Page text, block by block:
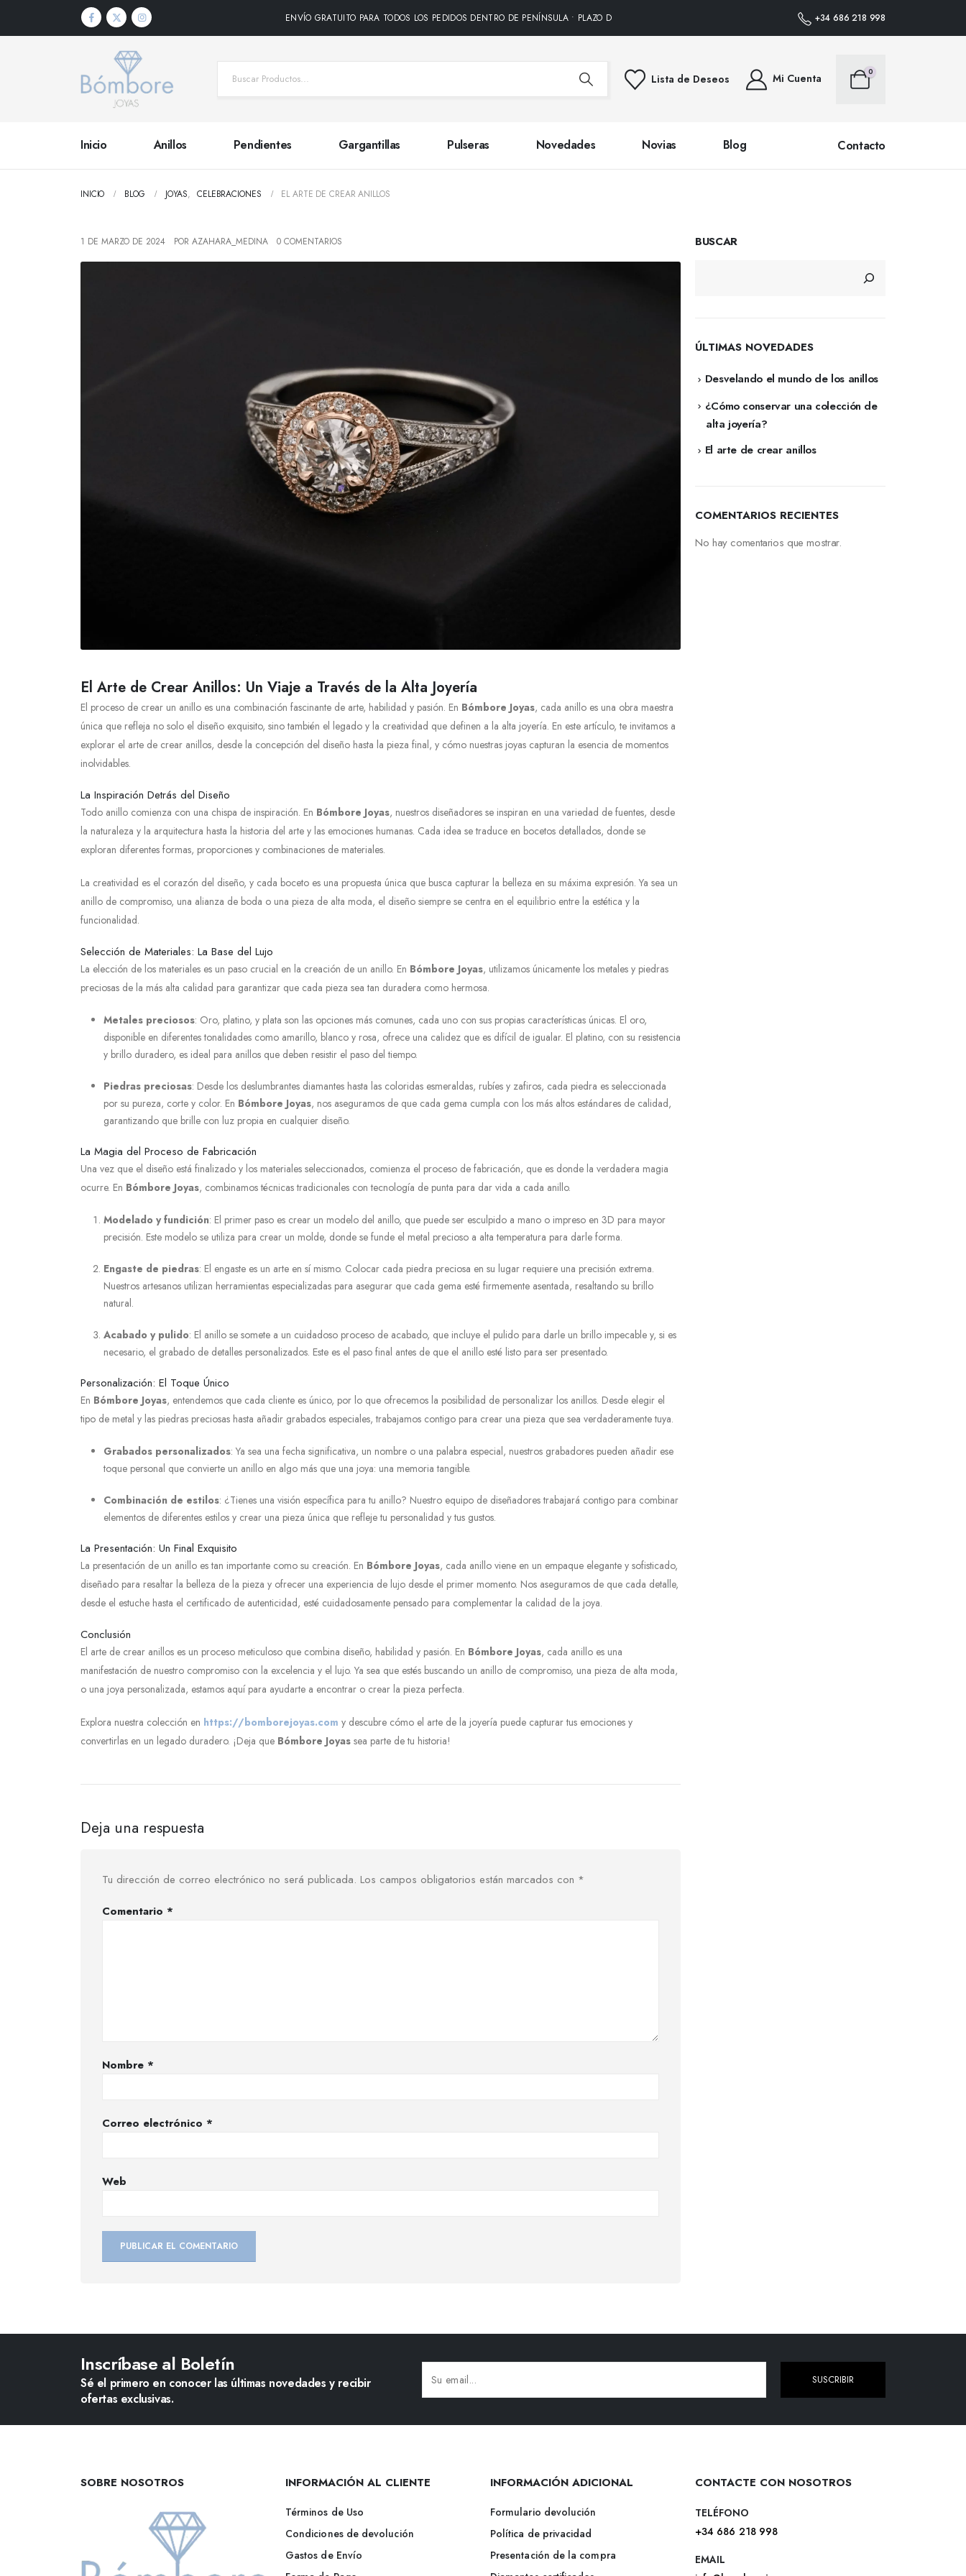
ENVÍO GRATUITO PARA TODOS LOS PEDIDOS DENTRO DE PENÍNSULA • PLAZO DE ENTREGA 24/48 HORAS (SALVO PRODUCTOS AGOTADOS EN EXISTENCIAS) •
+34 686 218 998
Lista de Deseos Mi Cuenta 0
Inicio Anillos Pendientes Gargantillas Pulseras Novedades Novias Blog Contacto
INICIO BLOG JOYAS, CELEBRACIONES EL ARTE DE CREAR ANILLOS
1 DE MARZO DE 2024 POR AZAHARA_MEDINA 0 COMENTARIOS
El Arte de Crear Anillos: Un Viaje a Través de la Alta Joyería
El proceso de crear un anillo es una combinación fascinante de arte, habilidad y pasión. En Bómbore Joyas, cada anillo es una obra maestra
única que refleja no solo el diseño exquisito, sino también el legado y la creatividad que definen a la alta joyería. En este artículo, te invitamos a
explorar el arte de crear anillos, desde la concepción del diseño hasta la pieza final, y cómo nuestras joyas capturan la esencia de momentos
inolvidables.
La Inspiración Detrás del Diseño
Todo anillo comienza con una chispa de inspiración. En Bómbore Joyas, nuestros diseñadores se inspiran en una variedad de fuentes, desde
la naturaleza y la arquitectura hasta la historia del arte y las emociones humanas. Cada idea se traduce en bocetos detallados, donde se
exploran diferentes formas, proporciones y combinaciones de materiales.
La creatividad es el corazón del diseño, y cada boceto es una propuesta única que busca capturar la belleza en su máxima expresión. Ya sea un
anillo de compromiso, una alianza de boda o una pieza de alta moda, el diseño siempre se centra en el equilibrio entre la estética y la
funcionalidad.
Selección de Materiales: La Base del Lujo
La elección de los materiales es un paso crucial en la creación de un anillo. En Bómbore Joyas, utilizamos únicamente los metales y piedras
preciosas de la más alta calidad para garantizar que cada pieza sea tan duradera como hermosa.
Metales preciosos: Oro, platino, y plata son las opciones más comunes, cada uno con sus propias características únicas. El oro,
disponible en diferentes tonalidades como amarillo, blanco y rosa, ofrece una calidez que es difícil de igualar. El platino, con su resistencia
y brillo duradero, es ideal para anillos que deben resistir el paso del tiempo.
Piedras preciosas: Desde los deslumbrantes diamantes hasta las coloridas esmeraldas, rubíes y zafiros, cada piedra es seleccionada
por su pureza, corte y color. En Bómbore Joyas, nos aseguramos de que cada gema cumpla con los más altos estándares de calidad,
garantizando que brille con luz propia en cualquier diseño.
La Magia del Proceso de Fabricación
Una vez que el diseño está finalizado y los materiales seleccionados, comienza el proceso de fabricación, que es donde la verdadera magia
ocurre. En Bómbore Joyas, combinamos técnicas tradicionales con tecnología de punta para dar vida a cada anillo.
Modelado y fundición: El primer paso es crear un modelo del anillo, que puede ser esculpido a mano o impreso en 3D para mayor
precisión. Este modelo se utiliza para crear un molde, donde se funde el metal precioso a alta temperatura para darle forma.
Engaste de piedras: El engaste es un arte en sí mismo. Colocar cada piedra preciosa en su lugar requiere una precisión extrema.
Nuestros artesanos utilizan herramientas especializadas para asegurar que cada gema esté firmemente asentada, resaltando su brillo
natural.
Acabado y pulido: El anillo se somete a un cuidadoso proceso de acabado, que incluye el pulido para darle un brillo impecable y, si es
necesario, el grabado de detalles personalizados. Este es el paso final antes de que el anillo esté listo para ser presentado.
Personalización: El Toque Único
En Bómbore Joyas, entendemos que cada cliente es único, por lo que ofrecemos la posibilidad de personalizar los anillos. Desde elegir el
tipo de metal y las piedras preciosas hasta añadir grabados especiales, trabajamos contigo para crear una pieza que sea verdaderamente tuya.
Grabados personalizados: Ya sea una fecha significativa, un nombre o una palabra especial, nuestros grabadores pueden añadir ese
toque personal que convierte un anillo en algo más que una joya: una memoria tangible.
Combinación de estilos: ¿Tienes una visión específica para tu anillo? Nuestro equipo de diseñadores trabajará contigo para combinar
elementos de diferentes estilos y crear una pieza única que refleje tu personalidad y tus gustos.
La Presentación: Un Final Exquisito
La presentación de un anillo es tan importante como su creación. En Bómbore Joyas, cada anillo viene en un empaque elegante y sofisticado,
diseñado para resaltar la belleza de la pieza y ofrecer una experiencia de lujo desde el primer momento. Nos aseguramos de que cada detalle,
desde el estuche hasta el certificado de autenticidad, esté cuidadosamente pensado para complementar la calidad de la joya.
Conclusión
El arte de crear anillos es un proceso meticuloso que combina diseño, habilidad y pasión. En Bómbore Joyas, cada anillo es una
manifestación de nuestro compromiso con la excelencia y el lujo. Ya sea que estés buscando un anillo de compromiso, una pieza de alta moda,
o una joya personalizada, estamos aquí para ayudarte a encontrar o crear la pieza perfecta.
Explora nuestra colección en https://bomborejoyas.com y descubre cómo el arte de la joyería puede capturar tus emociones y
convertirlas en un legado duradero. ¡Deja que Bómbore Joyas sea parte de tu historia!
Deja una respuesta
Tu dirección de correo electrónico no será publicada. Los campos obligatorios están marcados con *
Comentario *
Nombre *
Correo electrónico *
Web
BUSCAR
ÚLTIMAS NOVEDADES
Desvelando el mundo de los anillos
¿Cómo conservar una colección de
alta joyería?
El arte de crear anillos
COMENTARIOS RECIENTES
No hay comentarios que mostrar.
Inscríbase al Boletín
Sé el primero en conocer las últimas novedades y recibir
ofertas exclusivas.
SUSCRIBIR
SOBRE NOSOTROS INFORMACIÓN AL CLIENTE
Términos de Uso
Condiciones de devolución
Gastos de Envío
INFORMACIÓN ADICIONAL
Formulario devolución
Política de privacidad
Presentación de la compra
CONTACTE CON NOSOTROS
TELÉFONO
+34 686 218 998
EMAIL